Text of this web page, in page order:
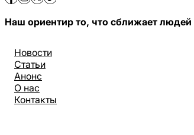
Наш ориентир то, что сближает людей
Новости
Статьи
Анонс
О нас
Контакты